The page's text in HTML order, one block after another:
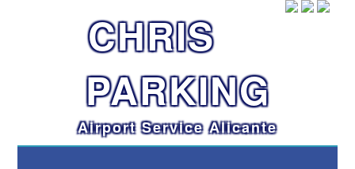
CHRIS
PARKING
Airport Service Alicante